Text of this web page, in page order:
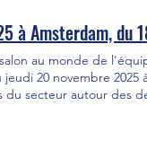
à Amsterdam, du
au monde de
jeudi 20 novembre
du secteur autour des